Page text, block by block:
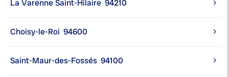
La Varenne Saint-Hilaire 94210
Choisy-le-Roi 94600
Saint-Maur-des-Fossés 94100